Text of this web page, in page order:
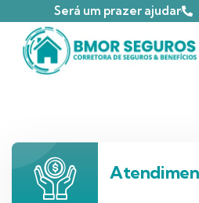
Será um prazer ajudar